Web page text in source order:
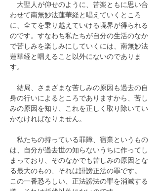
大聖人が仰せのように、苦楽ともに思い合
わせて南無妙法蓮華経と唱えていくところ
に、全てを乗り越えていける境界が得られる
のです。すなわち私たちが自分の生活のなか
で苦しみを楽しみにしていくには、南無妙法
蓮華経と唱えること以外にないのでありま
す。
結局、さまざまな苦しみの原因も過去の自
身の行いによるところでありますから、苦し
みの原因を知り、これを正しく取り除いてい
かなければなりません。
私たちの持っている罪障、宿業というもの
は、自分が過去世の知らないうちに作ってし
まっており、そのなかでも苦しみの原因とな
る最大のもの、それは誹謗正法の罪です。
この一番恐ろしい、正法謗法の罪を消滅する